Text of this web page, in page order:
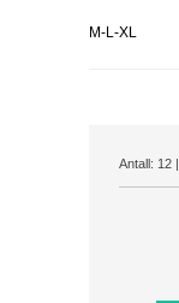
M-L-XL
Antall: 12 |